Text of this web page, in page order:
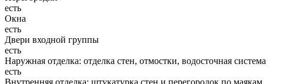
есть
Окна
есть
Двери входной группы
есть
Наружная отделка: отделка стен, отмостки, водосточная система
есть
Внутренняя отделка: штукатурка стен и перегородок по маякам